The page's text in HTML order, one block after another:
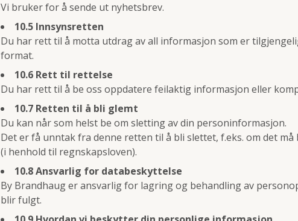
Vi bruker for å sende ut nyhetsbrev.
10.5 Innsynsretten
Du har rett til å motta utdrag av all informasjon som er
format.
10.6 Rett til rettelse
Du har rett til å be oss oppdatere feilaktig informasjon eller
10.7 Retten til å bli glemt
Du kan når som helst be om sletting av din personinformasjon.
Det er få unntak fra denne retten til å bli slettet, f.eks. om det
(i henhold til regnskapsloven).
10.8 Ansvarlig for databeskyttelse
By Brandhaug er ansvarlig for lagring og behandling av
blir fulgt.